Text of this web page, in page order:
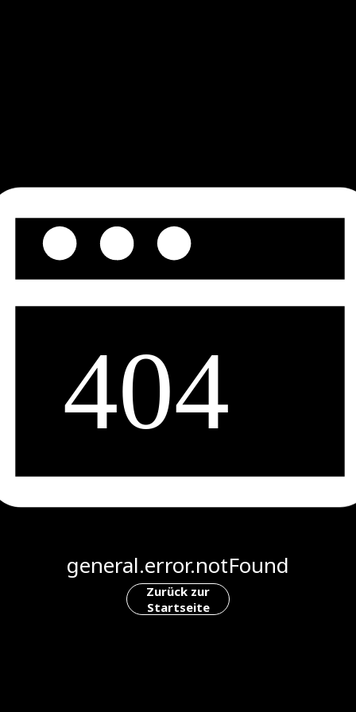
general.error.notFound
Zurück zur
Startseite